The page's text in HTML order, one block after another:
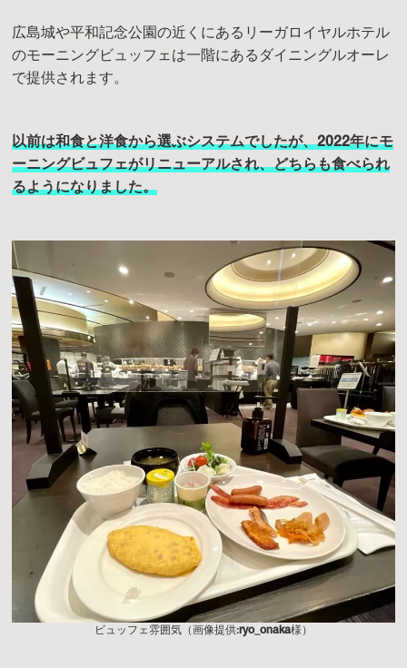
広島城や平和記念公園の近くにあるリーガロイヤルホテル
のモーニングビュッフェは一階にあるダイニングルオーレ
で提供されます。
以前は和食と洋食から選ぶシステムでしたが、2022年にモ
ーニングビュフェがリニューアルされ、どちらも食べられ
るようになりました。
ビュッフェ雰囲気（画像提供:ryo_onaka様）